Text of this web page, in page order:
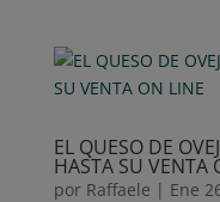
EL QUESO DE
HASTA SU VENTA
por Raffaele | Ene